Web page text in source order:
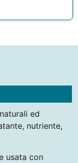
ed
nutriente,
usata con